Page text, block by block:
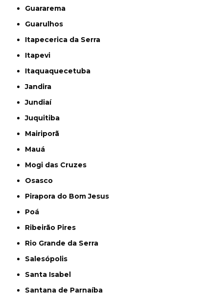
Guararema
Guarulhos
Itapecerica da Serra
Itapevi
Itaquaquecetuba
Jandira
Jundiaí
Juquitiba
Mairiporã
Mauá
Mogi das Cruzes
Osasco
Pirapora do Bom Jesus
Poá
Ribeirão Pires
Rio Grande da Serra
Salesópolis
Santa Isabel
Santana de Parnaíba